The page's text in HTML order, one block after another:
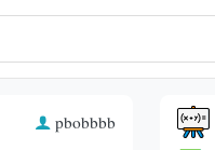
pbobbbb